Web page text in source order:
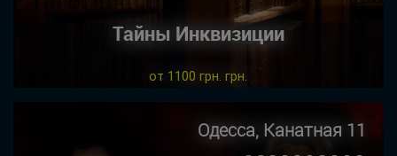
Тайны Инквизиции
от 1100 грн. грн.
Одесса, Канатная 11